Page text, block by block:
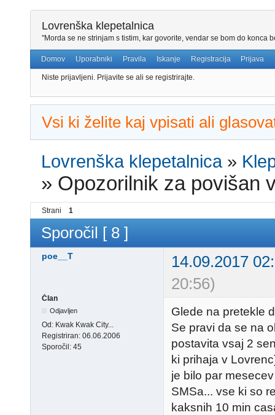
Lovrenška klepetalnica
"Morda se ne strinjam s tistim, kar govorite, vendar se bom do konca
Domov Uporabniki Pravila Iskanje Registracija Prijava
Niste prijavljeni. Prijavite se ali se registrirajte.
Vsi ki želite kaj vpisati ali
Lovrenška klepetalnica »
» Opozorilnik za povišan
Strani 1
Sporočil [ 8 ]
poe__T
14.09.2017
20:56)
Član
Odjavljen
Od: Kwak Kwak City...
Registriran: 06.06.2006
Sporočil: 45
Glede na pretekle
Se pravi da se na
postavita vsaj 2
ki prihaja v
je bilo par
SMSa... vse ki so
kaksnih 10 min